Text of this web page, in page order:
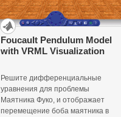
Foucault Pendulum Model
with VRML Visualization
Решите дифференциальные
уравнения для проблемы
Маятника Фуко, и отображает
перемещение боба маятника в